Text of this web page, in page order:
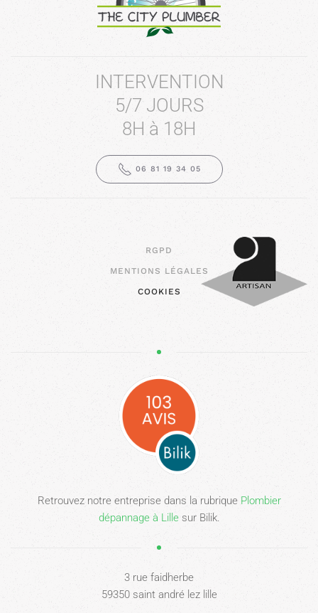
INTERVENTION
5/7 JOURS
8H à 18H
06 81 19 34 05
RGPD
MENTIONS LÉGALES
COOKIES
Retrouvez notre entreprise dans la rubrique Plombier
dépannage à Lillesur Bilik.
3 rue faidherbe
59350 saint andré lez lille